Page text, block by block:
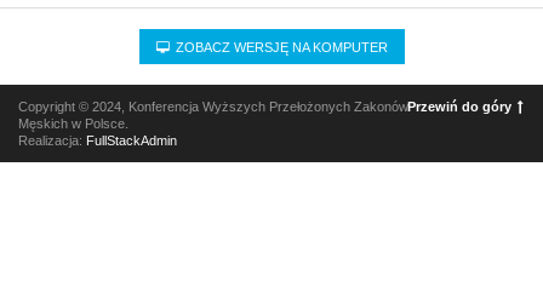
ZOBACZ WERSJĘ NA KOMPUTER
Copyright © 2024, Konferencja Wyższych Przełożonych Zakonów
Męskich w Polsce.
Realizacja: FullStackAdmin
Przewiń do góry